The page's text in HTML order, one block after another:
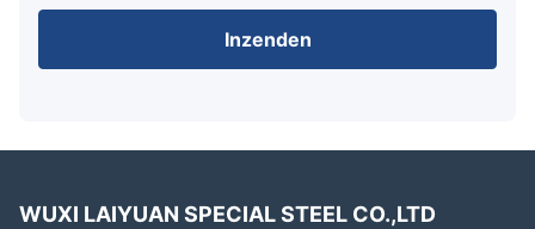
Inzenden
WUXI LAIYUAN SPECIAL STEEL CO.,LTD